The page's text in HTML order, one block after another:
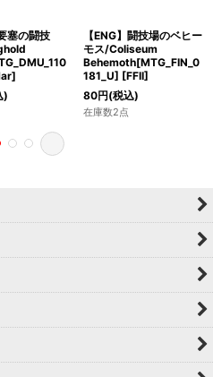
塞の闘技
]
)
【ENG】闘技場のベヒー
モス/Coliseum
Behemoth[MTG_FIN_0
181_U] [FFII]
80円(税込)
在庫数2点